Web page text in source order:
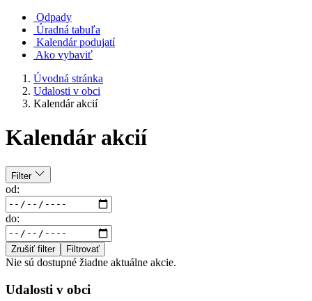
Odpady
Úradná tabuľa
Kalendár podujatí
Ako vybaviť
Úvodná stránka
Udalosti v obci
Kalendár akcií
Kalendár akcií
Filter
od:
do:
Zrušiť filter Filtrovať
Nie sú dostupné žiadne aktuálne akcie.
Udalosti v obci